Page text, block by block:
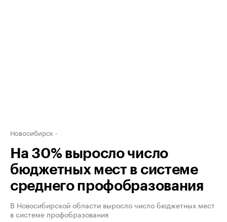
Новосибирск
На 30% выросло число
бюджетных мест в системе
среднего профобразования
В Новосибирской области выросло число бюджетных мест
в системе профобразования